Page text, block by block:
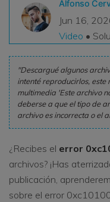
Recoverit
Recupera
Otros Productos
Repairit - Reparar
UBackit - Respaldar
VER TODAS
search
Alfonso
Jun 16,
Video •
"Descargué algunos
intenté reproducirlos,
multimedia 'Este archivo
deberse a que el tipo de
archivo es incorrecta o el
¿Recibes el error
archivos? ¡Has
publicación,
sobre el error